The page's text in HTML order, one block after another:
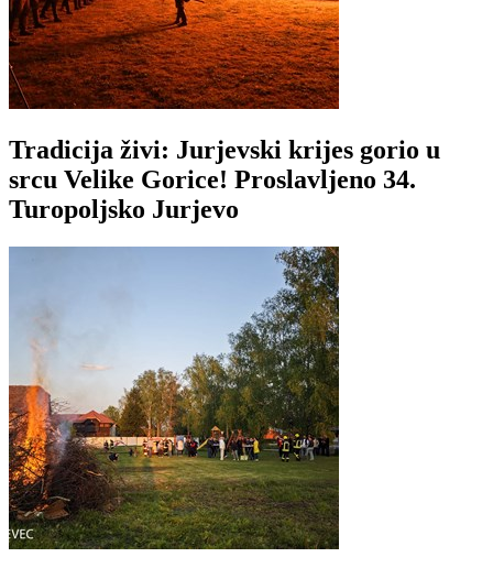
Tradicija živi: Jurjevski krijes gorio u
srcu Velike Gorice! Proslavljeno 34.
Turopoljsko Jurjevo